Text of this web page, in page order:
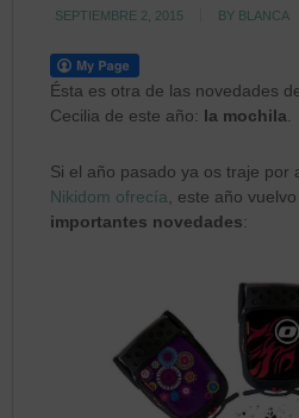
SEPTIEMBRE 2, 2015 BY BLANCA
Ésta es otra de las novedades
Cecilia de este año: la mochila
Si el año pasado ya os traje por
Nikidom ofrecía , este año
importantes novedades: